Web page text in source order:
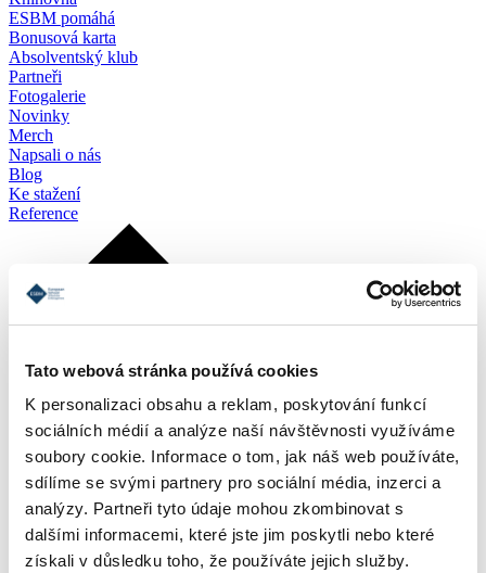
Tato webová stránka používá cookies
K personalizaci obsahu a reklam, poskytování funkcí
sociálních médií a analýze naší návštěvnosti využíváme
soubory cookie. Informace o tom, jak náš web používáte,
sdílíme se svými partnery pro sociální média, inzerci a
analýzy. Partneři tyto údaje mohou zkombinovat s
dalšími informacemi, které jste jim poskytli nebo které
získali v důsledku toho, že používáte jejich služby.
ESBM pomáhá
Bonusová karta
Absolventský klub
Partneři
Fotogalerie
Novinky
Merch
Napsali o nás
Blog
Ke stažení
Reference